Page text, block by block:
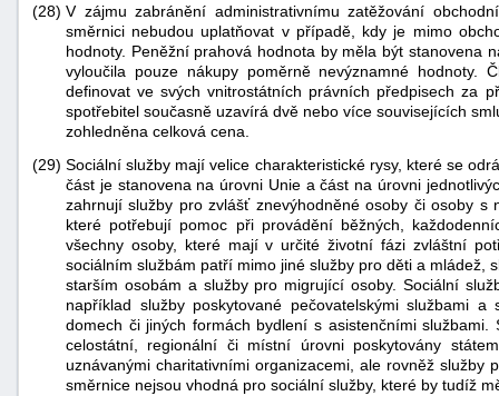
(28) V zájmu zabránění administrativnímu zatěžování
směrnici nebudou uplatňovat v případě, kdy je mimo
hodnoty. Peněžní prahová hodnota by měla být stanovena
vyloučila pouze nákupy poměrně nevýznamné hodnoty.
definovat ve svých vnitrostátních právních předpisech za
spotřebitel současně uzavírá dvě nebo více souvisejících
zohledněna celková cena.
(29) Sociální služby mají velice charakteristické rysy, které se
část je stanovena na úrovni Unie a část na úrovni
zahrnují služby pro zvlášť znevýhodněné osoby či osoby
které potřebují pomoc při provádění běžných,
všechny osoby, které mají v určité životní fázi zvláštní
sociálním službám patří mimo jiné služby pro děti a mládež,
starším osobám a služby pro migrující osoby. Sociální
například služby poskytované pečovatelskými službami
domech či jiných formách bydlení s asistenčními
celostátní, regionální či místní úrovni poskytovány
uznávanými charitativními organizacemi, ale rovněž služby
směrnice nejsou vhodná pro sociální služby, které by tudíž